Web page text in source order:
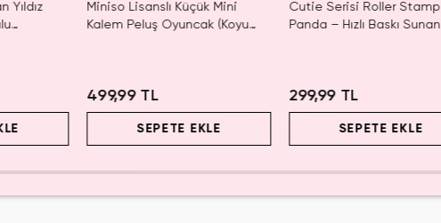
Yıldız
Miniso Lisanslı Küçük Mini
Kalem Peluş Oyuncak (Koyu
499,99 TL
SEPETE EKLE
Cutie Serisi Roller Stamp
Panda – Hızlı Baskı Sunan
299,99 TL
SEPETE EKLE